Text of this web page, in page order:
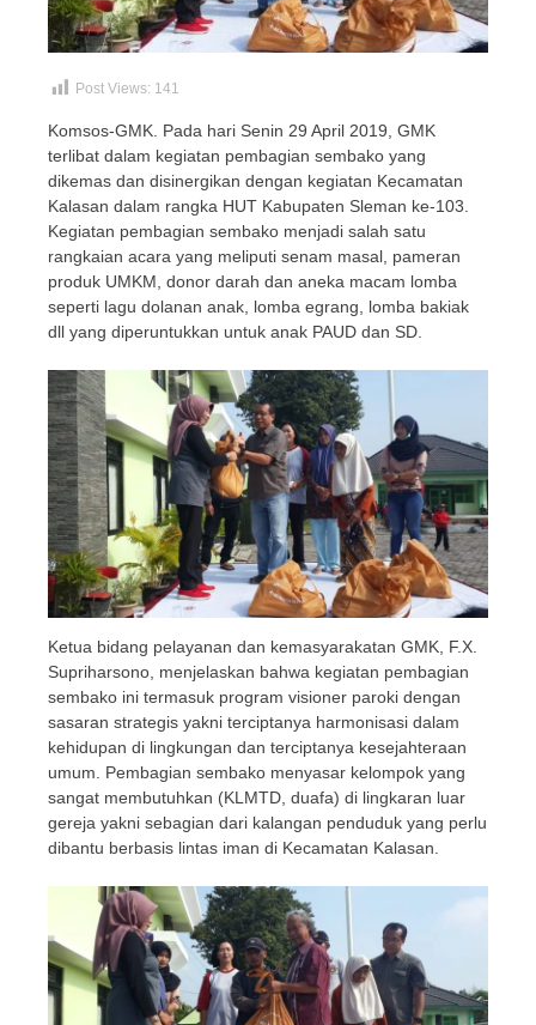
Post Views: 141
Komsos-GMK. Pada hari Senin 29 April 2019, GMK
terlibat dalam kegiatan pembagian sembako yang
dikemas dan disinergikan dengan kegiatan Kecamatan
Kalasan dalam rangka HUT Kabupaten Sleman ke-103.
Kegiatan pembagian sembako menjadi salah satu
rangkaian acara yang meliputi senam masal, pameran
produk UMKM, donor darah dan aneka macam lomba
seperti lagu dolanan anak, lomba egrang, lomba bakiak
dll yang diperuntukkan untuk anak PAUD dan SD.
Ketua bidang pelayanan dan kemasyarakatan GMK, F.X.
Supriharsono, menjelaskan bahwa kegiatan pembagian
sembako ini termasuk program visioner paroki dengan
sasaran strategis yakni terciptanya harmonisasi dalam
kehidupan di lingkungan dan terciptanya kesejahteraan
umum. Pembagian sembako menyasar kelompok yang
sangat membutuhkan (KLMTD, duafa) di lingkaran luar
gereja yakni sebagian dari kalangan penduduk yang perlu
dibantu berbasis lintas iman di Kecamatan Kalasan.